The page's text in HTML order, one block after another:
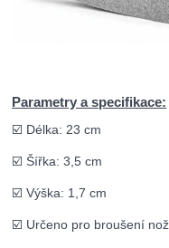
Parametry a specifikace:
☑️ Délka: 23 cm
☑️ Šířka: 3,5 cm
☑️ Výška: 1,7 cm
☑️ Určeno pro broušení